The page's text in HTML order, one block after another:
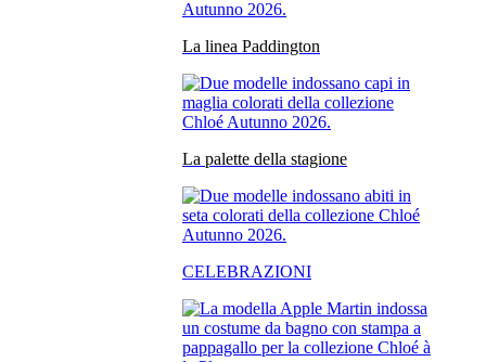
La linea Paddington
La palette della stagione
CELEBRAZIONI